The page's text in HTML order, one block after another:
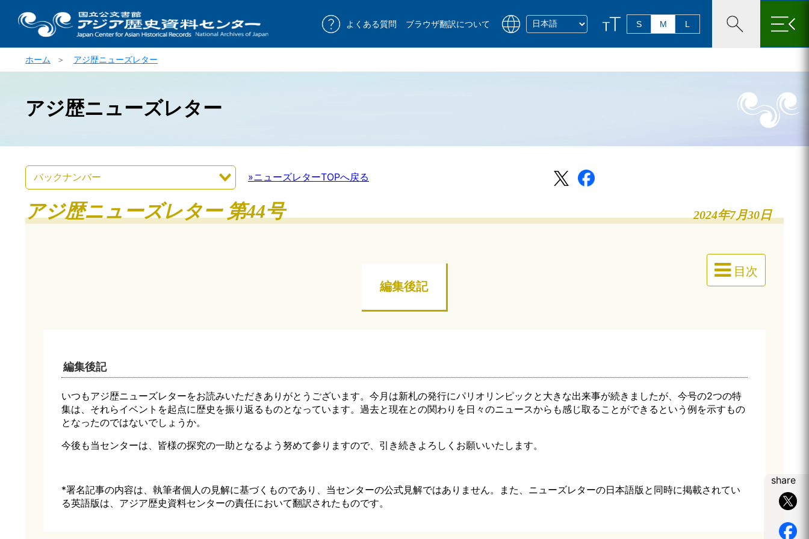
よくある質問 ブラウザ翻訳について S M L
×
ホーム ＞ アジ歴ニューズレター
アジ歴ニューズレター
»ニューズレターTOPへ戻る
アジ歴ニューズレター 第44号 2024年7月30日
目次
編集後記
編集後記
いつもアジ歴ニューズレターをお読みいただきありがとうございます。今月は新札の発行にパリオリンピックと大きな出来事が続きましたが、今号の2つの特
集は、それらイベントを起点に歴史を振り返るものとなっています。過去と現在との関わりを日々のニュースからも感じ取ることができるという例を示すもの
となったのではないでしょうか。
今後も当センターは、皆様の探究の一助となるよう努めて参りますので、引き続きよろしくお願いいたします。
*署名記事の内容は、執筆者個人の見解に基づくものであり、当センターの公式見解ではありません。また、ニューズレターの日本語版と同時に掲載されてい
る英語版は、アジア歴史資料センターの責任において翻訳されたものです。
share